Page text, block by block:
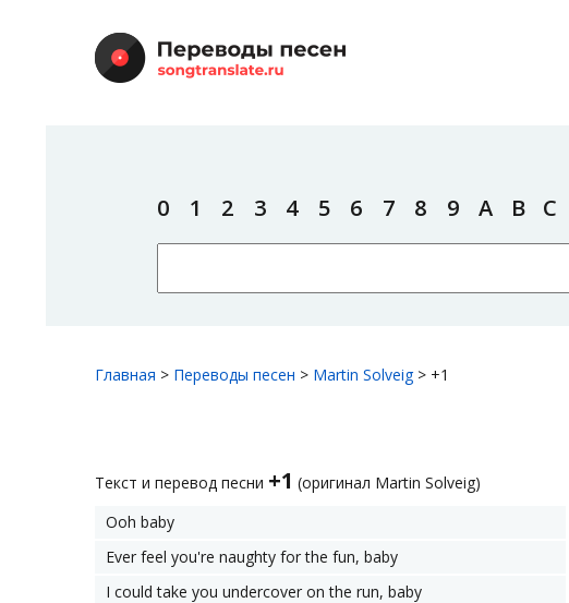
0 1 2 3 4 5 6 7 8 9 A B C
Главная > Переводы песен > Martin Solveig> +1
Текст и перевод песни +1 (оригинал Martin Solveig)
Ooh baby
Ever feel you're naughty for the fun, baby
I could take you undercover on the run, baby